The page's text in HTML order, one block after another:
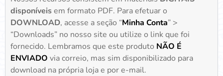
disponíveisem formato PDF. Para efetuar o
DOWNLOAD, acesse a seção “Minha Conta” >
“Downloads” no nosso site ou utilize o link que foi
fornecido. Lembramos que este produto NÃO É
ENVIADO via correio, mas sim disponibilizado para
download na própria loja e por e-mail.